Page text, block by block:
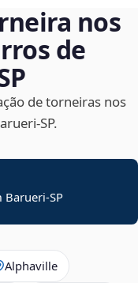
nos
de
de torneiras nos
SP
Alphaville